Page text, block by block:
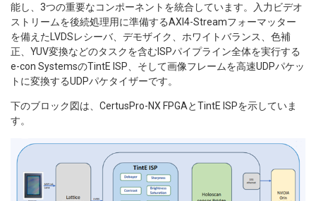
能し、3つの重要なコンポーネントを統合しています。入力ビデオ
ストリームを後続処理用に準備するAXI4-Streamフォーマッター
を備えたLVDSレシーバ、デモザイク、ホワイトバランス、色補
正、YUV変換などのタスクを含むISPパイプライン全体を実行する
e-con SystemsのTintE ISP、そして画像フレームを高速UDPパケッ
トに変換するUDPパケタイザーです。
下のブロック図は、CertusPro-NX FPGAとTintE ISPを示していま
す。